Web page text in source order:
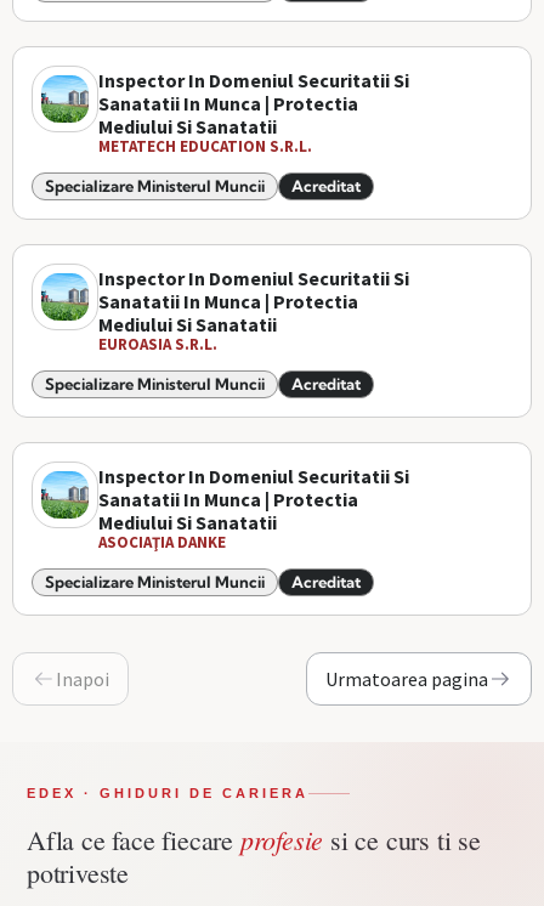
Inspector In Domeniul Securitatii Si
Sanatatii In Munca | Protectia
Mediului Si Sanatatii
METATECH EDUCATION S.R.L.
Specializare Ministerul Muncii Acreditat
Inspector In Domeniul Securitatii Si
Sanatatii In Munca | Protectia
Mediului Si Sanatatii
EUROASIA S.R.L.
Specializare Ministerul Muncii Acreditat
Inspector In Domeniul Securitatii Si
Sanatatii In Munca | Protectia
Mediului Si Sanatatii
ASOCIAŢIA DANKE
Specializare Ministerul Muncii Acreditat
Inapoi Urmatoarea pagina
EDEX · GHIDURI DE CARIERA
Afla ce face fiecare profesie si ce curs ti se
potriveste